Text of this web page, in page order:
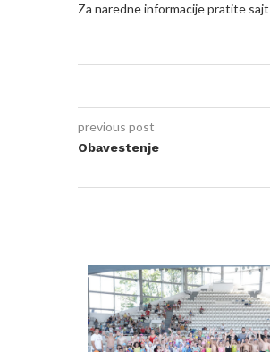
Za naredne informacije pratite
previous post
Obavestenje